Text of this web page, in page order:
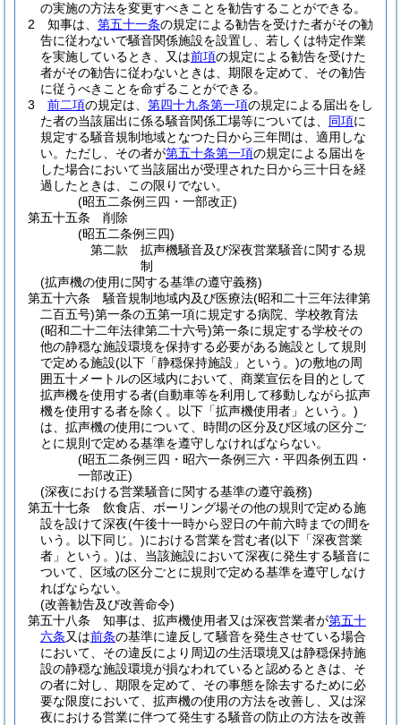
の実施の方法を変更すべきことを勧告することができる。
2
知事は、 第五十一条の規定による勧告を受けた者がその勧
告に従わないで騒音関係施設を設置し、若しくは特定作業
を実施しているとき、又は前項の規定による勧告を受けた
者がその勧告に従わないときは、期限を定めて、その勧告
に従うべきことを命ずることができる。
3
前二項の規定は、 第四十九条第一項の規定による届出をし
た者の当該届出に係る騒音関係工場等については、 同項に
規定する騒音規制地域となつた日から三年間は、適用しな
い。 ただし、その者が第五十条第一項の規定による届出を
した場合において当該届出が受理された日から三十日を経
過したときは、この限りでない。
(昭五二条例三四・一部改正)
第五十五条
削除
(昭五二条例三四)
第二款
拡声機騒音及び深夜営業騒音に関する規
制
(拡声機の使用に関する基準の遵守義務)
第五十六条
騒音規制地域内及び医療法(昭和二十三年法律第
二百五号)第一条の五第一項に規定する病院、学校教育法
(昭和二十二年法律第二十六号)第一条に規定する学校その
他の静穏な施設環境を保持する必要がある施設として規則
で定める施設(以下「静穏保持施設」という。)の敷地の周
囲五十メートルの区域内において、商業宣伝を目的として
拡声機を使用する者(自動車等を利用して移動しながら拡声
機を使用する者を除く。以下「拡声機使用者」という。)
は、拡声機の使用について、時間の区分及び区域の区分ご
とに規則で定める基準を遵守しなければならない。
(昭五二条例三四・昭六一条例三六・平四条例五四・
一部改正)
(深夜における営業騒音に関する基準の遵守義務)
第五十七条
飲食店、ボーリング場その他の規則で定める施
設を設けて深夜(午後十一時から翌日の午前六時までの間を
いう。以下同じ。)における営業を営む者(以下「深夜営業
者」という。)は、当該施設において深夜に発生する騒音に
ついて、区域の区分ごとに規則で定める基準を遵守しなけ
ればならない。
(改善勧告及び改善命令)
第五十八条
知事は、拡声機使用者又は深夜営業者が第五十
六条又は前条の基準に違反して騒音を発生させている場合
において、その違反により周辺の生活環境又は静穏保持施
設の静穏な施設環境が損なわれていると認めるときは、そ
の者に対し、期限を定めて、その事態を除去するために必
要な限度において、拡声機の使用の方法を改善し、又は深
夜における営業に伴つて発生する騒音の防止の方法を改善